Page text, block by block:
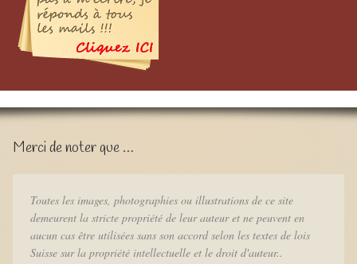
Merci de noter que …
Toutes les images, photographies ou illustrations de ce site
demeurent la stricte propriété de leur auteur et ne peuvent en
aucun cas être utilisées sans son accord selon les textes de lois
Suisse sur la propriété intellectuelle et le droit d'auteur..